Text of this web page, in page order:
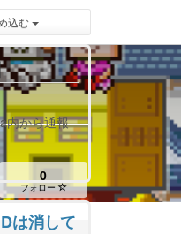
登録 / ログイン
0
フォロー
込む
内から通報
は消して